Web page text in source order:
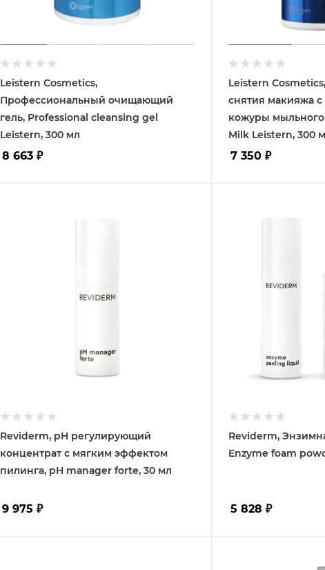
Leistern Cosmetics,
Профессиональный очищающий
гель, Professional cleansing gel
Leistern, 300 мл
8 663 ₽
Leistern
снятия макияжа с
кожуры мыльного
Milk Leistern, 300
7 350₽
Reviderm, рН регулирующий
концентрат с мягким эффектом
пилинга, pH manager forte, 30 мл
9 975 ₽
Reviderm,
Enzyme foam
5 828 ₽